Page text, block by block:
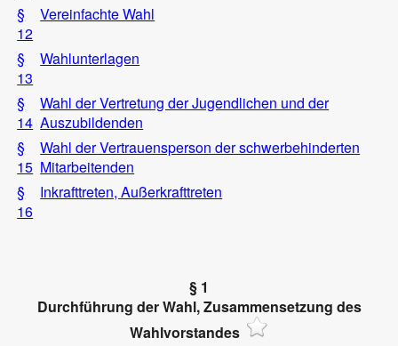
§
12
Vereinfachte Wahl
§
13
Wahlunterlagen
§
14
Wahl der Vertretung der Jugendlichen und der
Auszubildenden
§
15
Wahl der Vertrauensperson der schwerbehinderten
Mitarbeitenden
§
16
Inkrafttreten, Außerkrafttreten
§ 1
Durchführung der Wahl, Zusammensetzung des
Wahlvorstandes